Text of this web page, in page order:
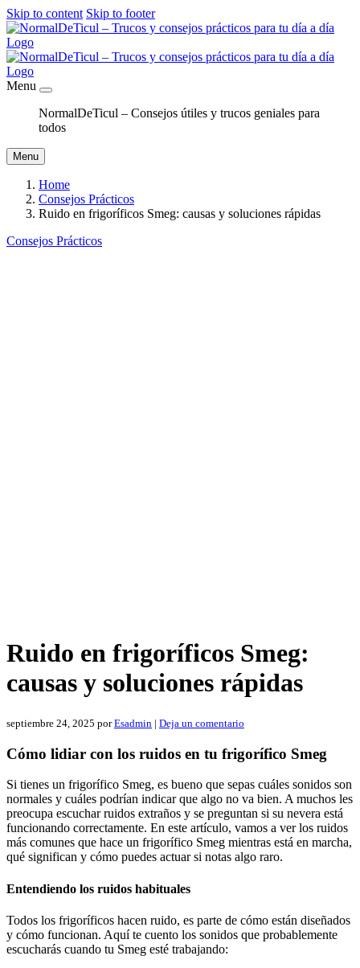
Skip to content Skip to footer
Menu
NormalDeTicul – Consejos útiles y trucos geniales para
todos
Menu
Home
Consejos Prácticos
Ruido en frigoríficos Smeg: causas y soluciones rápidas
Consejos Prácticos
Ruido en frigoríficos Smeg:
causas y soluciones rápidas
septiembre 24, 2025 porEsadmin | Deja un comentario
Cómo lidiar con los ruidos en tu frigorífico Smeg
Si tienes un frigorífico Smeg, es bueno que sepas cuáles sonidos son
normales y cuáles podrían indicar que algo no va bien. A muchos les
preocupa escuchar ruidos extraños y se preguntan si su nevera está
funcionando correctamente. En este artículo, vamos a ver los ruidos
más comunes que hace un frigorífico Smeg mientras está en marcha,
qué significan y cómo puedes actuar si notas algo raro.
Entendiendo los ruidos habituales
Todos los frigoríficos hacen ruido, es parte de cómo están diseñados
y cómo funcionan. Aquí te cuento los sonidos que probablemente
escucharás cuando tu Smeg esté trabajando: